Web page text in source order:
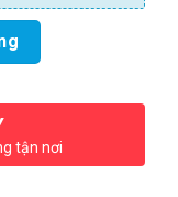
tận nơi